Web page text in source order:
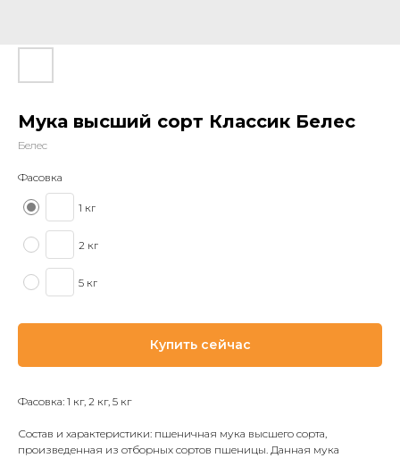
Мука высший сорт Классик Белес
Белес
Фасовка
1 кг
2 кг
5 кг
Купить сейчас
Фасовка: 1 кг, 2 кг, 5 кг
Состав и характеристики: пшеничная мука высшего сорта,
произведенная из отборных сортов пшеницы. Данная мука